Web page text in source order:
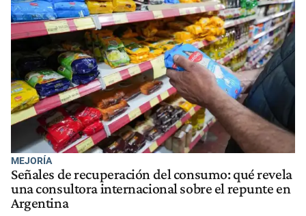
MEJORÍA
Señales de recuperación del consumo: qué revela
una consultora internacional sobre el repunte en
Argentina